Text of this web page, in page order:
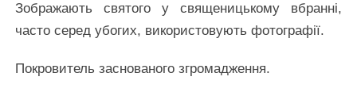
Зображають святого у священицькому вбранні,
часто серед убогих, використовують фотографії.
Покровитель заснованого згромадження.